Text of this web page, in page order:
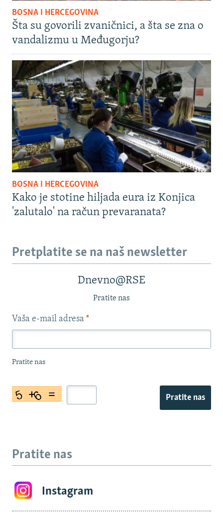
BOSNA I HERCEGOVINA
Šta su govorili zvaničnici, a šta se zna o
vandalizmu u Međugorju?
BOSNA I HERCEGOVINA
Kako je stotine hiljada eura iz Konjica
'zalutalo' na račun prevaranata?
Pretplatite se na naš newsletter
Dnevno@RSE
Pratite nas
Vaša e-mail adresa *
Pratite nas
Pratite nas
Pratite nas
Instagram